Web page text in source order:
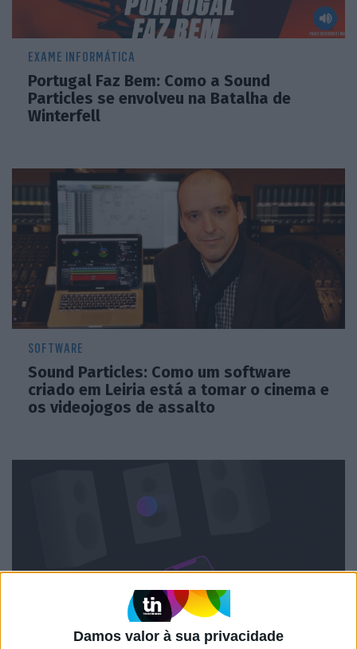
Damos valor à sua privacidade
EXAME INFORMÁTICA
Portugal Faz Bem: Como a Sound
Particles se envolveu na Batalha de
Winterfell
SOFTWARE
Sound Particles: Como um software
criado em Leiria está a tomar o cinema e
os videojogos de assalto
SOFTWARE